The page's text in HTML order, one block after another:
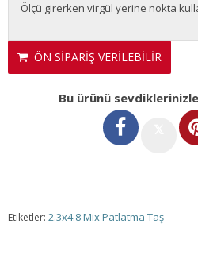
Ölçü girerken virgül yerine nokta
ÖN SİPARİŞ VERİLEBİLİR
Bu ürünü
Etiketler: 2.3x4.8 Mix Patlatma Taş